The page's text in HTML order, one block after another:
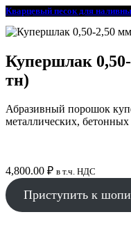
Кварцевый песок для
Купершлак
тн)
Абразивный порошок
металлических,
4,800.00 ₽ в т.ч. НДС
Приступить к